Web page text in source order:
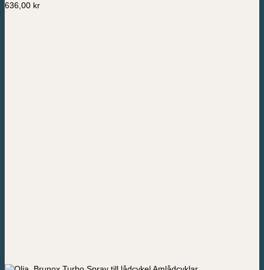
636,00 kr